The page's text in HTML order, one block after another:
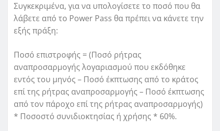
Συγκεκριμένα, για να υπολογίσετε το ποσό που θα
λάβετε από το Power Pass θα πρέπει να κάνετε την
εξής πράξη:
Ποσό επιστροφής = (Ποσό ρήτρας
αναπροσαρμογής λογαριασμού που εκδόθηκε
εντός του μηνός – Ποσό έκπτωσης από το κράτος
επί της ρήτρας αναπροσαρμογής – Ποσό έκπτωσης
από τον πάροχο επί της ρήτρας αναπροσαρμογής)
* Ποσοστό συνιδιοκτησίας ή χρήσης * 60%.